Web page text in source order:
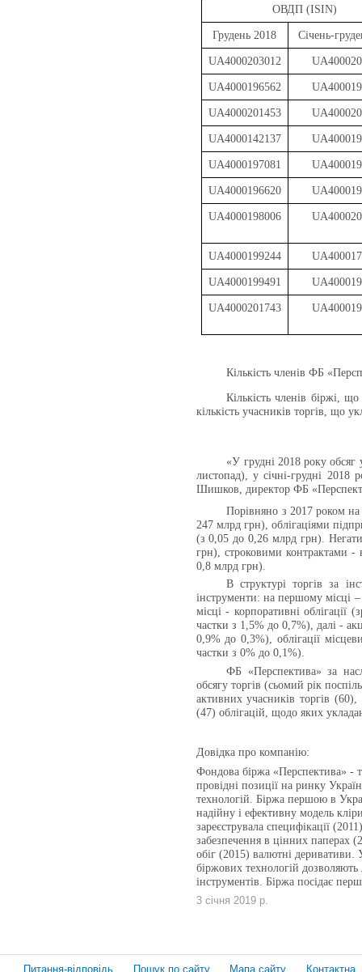
ОВДП (ISIN)
Грудень 2018 Січень-
UA4000203012
UA4000196562
UA4000201453
UA4000142137
UA4000197081
UA4000196620
UA4000198006
UA4000199244
UA4000199491
UA4000201743
Кількість членів ФБ
Кількість членів біржі,
кількість учасників торгів, що
«У грудні 2018 року
листопад), у січні-грудні
Шишков, директор ФБ
Порівняно з 2017 роком
247 млрд грн), облігаціями
(з 0,05 до 0,26 млрд грн).
грн), строковими контрактами
0,8 млрд грн).
В структурі торгів за
інструменти: на першому місці
місці - корпоративні
частки з 1,5% до 0,7%), далі -
0,9% до 0,3%), облігації
частки з 0% до 0,1%).
ФБ «Перспектива» за
обсягу торгів (сьомий рік
активних учасників торгів
(47) облігацій, щодо яких
Довідка про компанію:
Фондова біржа «Перспектива» -
провідні позиції на ринку
технологій. Біржа першою в
надійну і ефективну модель
зареєструвала специфікації
забезпечення в цінних паперах
обіг (2015) валютні деривативи.
біржових технологій
інструментів. Біржа посідає
3 січня 2019 р.
Питання-відповідь Пошук по сайту Мапа сайту Контактна